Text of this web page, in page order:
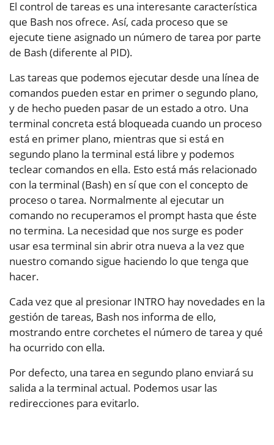
El control de tareas es una interesante característica
que Bash nos ofrece. Así, cada proceso que se
ejecute tiene asignado un número de tarea por parte
de Bash (diferente al PID).
Las tareas que podemos ejecutar desde una línea de
comandos pueden estar en primer o segundo plano,
y de hecho pueden pasar de un estado a otro. Una
terminal concreta está bloqueada cuando un proceso
está en primer plano, mientras que si está en
segundo plano la terminal está libre y podemos
teclear comandos en ella. Esto está más relacionado
con la terminal (Bash) en sí que con el concepto de
proceso o tarea. Normalmente al ejecutar un
comando no recuperamos el prompt hasta que éste
no termina. La necesidad que nos surge es poder
usar esa terminal sin abrir otra nueva a la vez que
nuestro comando sigue haciendo lo que tenga que
hacer.
Cada vez que al presionar INTRO hay novedades en la
gestión de tareas, Bash nos informa de ello,
mostrando entre corchetes el número de tarea y qué
ha ocurrido con ella.
Por defecto, una tarea en segundo plano enviará su
salida a la terminal actual. Podemos usar las
redirecciones para evitarlo.